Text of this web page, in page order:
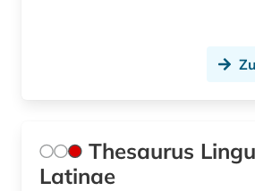
Thesaurus
Latinae